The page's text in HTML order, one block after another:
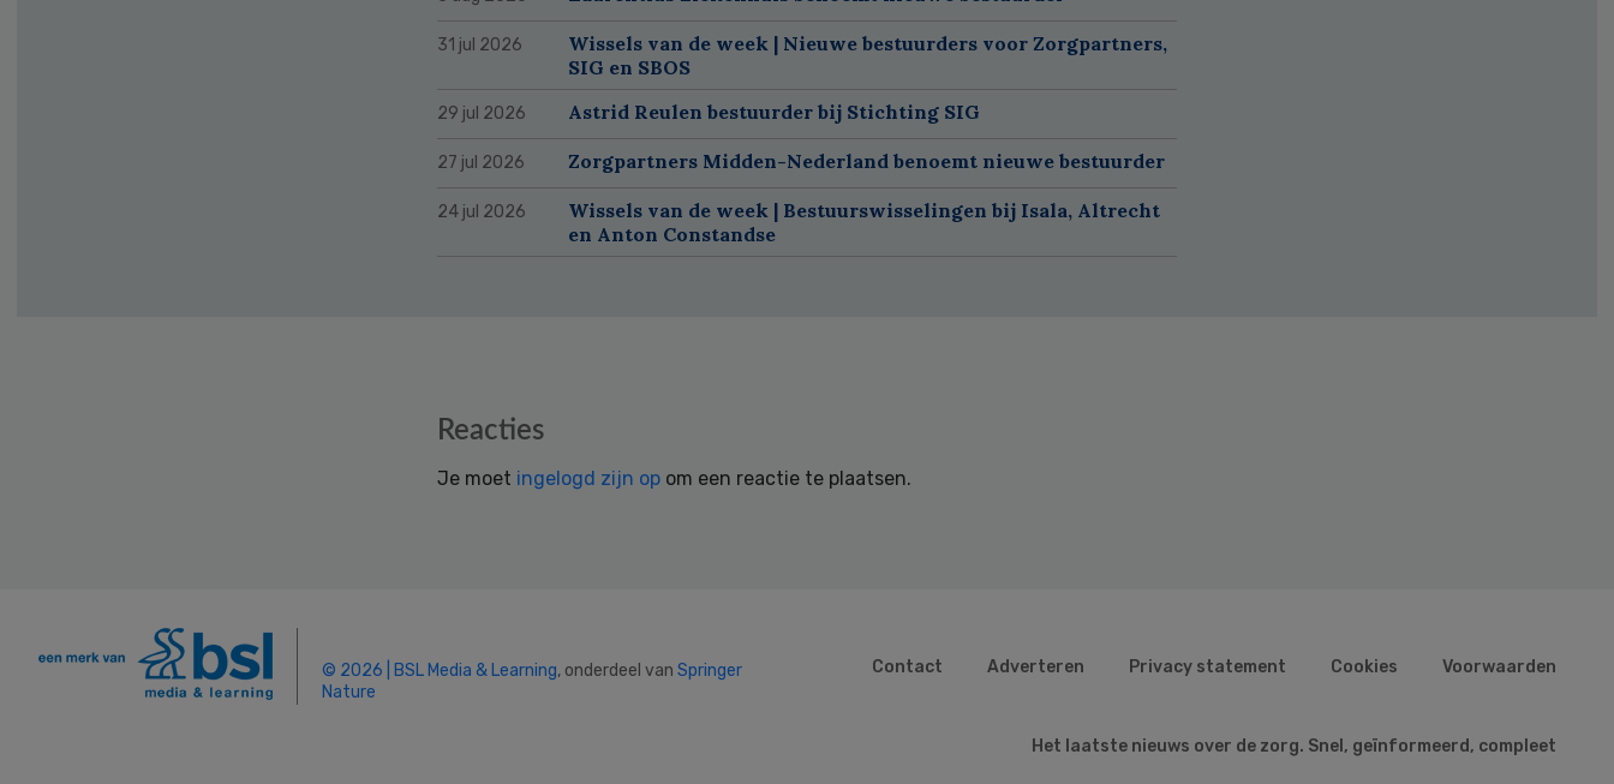
31 jul 2026
Wissels van de week | Nieuwe bestuurders voor Zorgpartners,
SIG en SBOS
29 jul 2026 Astrid Reulen bestuurder bij Stichting SIG
27 jul 2026 Zorgpartners Midden-Nederland benoemt nieuwe bestuurder
24 jul 2026
Wissels van de week | Bestuurswisselingen bij Isala, Altrecht
en Anton Constandse
Reacties
Je moet ingelogd zijn op om een reactie te plaatsen.
© 2026 | BSL Media & Learning, onderdeel van Springer
Nature
Contact Adverteren Privacy statement Cookies Voorwaarden
Het laatste nieuws over de zorg. Snel, geïnformeerd, compleet